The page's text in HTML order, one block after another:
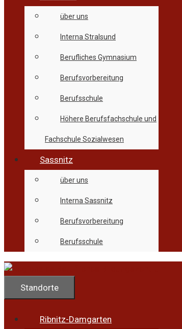
über uns
Interna Stralsund
Berufliches Gymnasium
Berufsvorbereitung
Berufsschule
Höhere Berufsfachschule und
Fachschule Sozialwesen
Sassnitz
über uns
Interna Sassnitz
Berufsvorbereitung
Berufsschule
Standorte
Ribnitz-Damgarten